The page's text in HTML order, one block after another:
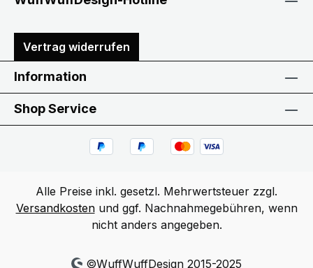
Vertrag widerrufen
Information
Shop Service
Alle Preise inkl. gesetzl. Mehrwertsteuer zzgl.
Versandkostenund ggf. Nachnahmegebühren, wenn
nicht anders angegeben.
©WuffWuffDesign 2015-2025